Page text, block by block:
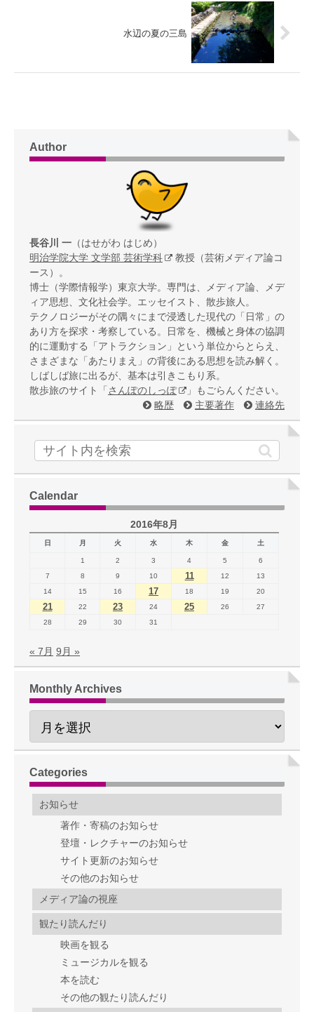
水辺の夏の三島
Author
長谷川 一 （はせがわ はじめ）
明治学院大学 文学部 芸術学科
教授（芸術メディア論コ
ース）。
博士（学際情報学）東京大学。専門は、メディア論、メデ
ィア思想、文化社会学。エッセイスト、散歩旅人。
テクノロジーがその隅々にまで浸透した現代の「日常」の
あり方を探求・考察している。日常を、機械と身体の協調
的に運動する「アトラクション」という単位からとらえ、
さまざまな「あたりまえ」の背後にある思想を読み解く。
しばしば旅に出るが、基本は引きこもり系。
散歩旅のサイト「 さんぽのしっぽ
」もごらんください。
略歴
主要著作 連絡先
Calendar
2016年8月
日 月 火 水 木 金 土
1 2 3 4 5
6
7
8 9 10 11 12
13
14
15 16 17 18 19 20
21 22 23 24 25 26
27
28
29 30 31
« 7月 9月 »
Monthly Archives
Categories
お知らせ
著作・寄稿のお知らせ
登壇・レクチャーのお知らせ
サイト更新のお知らせ
その他のお知らせ
メディア論の視座
観たり読んだり
映画を観る
ミュージカルを観る
本を読む
その他の観たり読んだり